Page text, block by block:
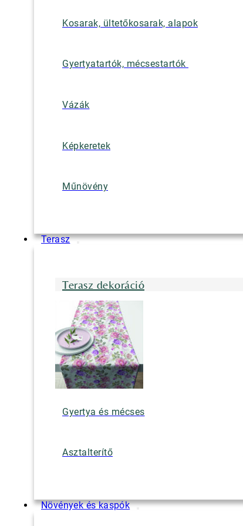
Kosarak, ültetőkosarak, alapok
Gyertyatartók, mécsestartók
Vázák
Képkeretek
Műnövény
Terasz
Terasz dekoráció
Gyertya és mécses
Asztalterítő
Növények és kaspók